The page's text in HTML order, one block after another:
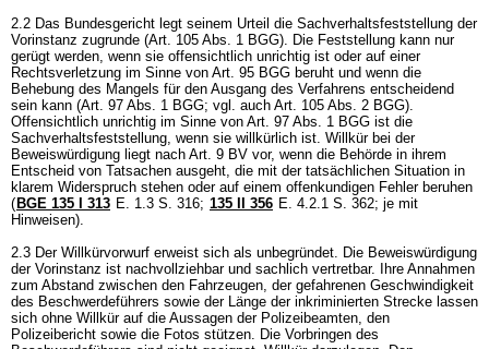
2.2 Das Bundesgericht legt seinem Urteil die Sachverhaltsfeststellung der
Vorinstanz zugrunde (Art. 105 Abs. 1 BGG). Die Feststellung kann nur
gerügt werden, wenn sie offensichtlich unrichtig ist oder auf einer
Rechtsverletzung im Sinne von Art. 95 BGG beruht und wenn die
Behebung des Mangels für den Ausgang des Verfahrens entscheidend
sein kann (Art. 97 Abs. 1 BGG; vgl. auch Art. 105 Abs. 2 BGG).
Offensichtlich unrichtig im Sinne von Art. 97 Abs. 1 BGG ist die
Sachverhaltsfeststellung, wenn sie willkürlich ist. Willkür bei der
Beweiswürdigung liegt nach Art. 9 BV vor, wenn die Behörde in ihrem
Entscheid von Tatsachen ausgeht, die mit der tatsächlichen Situation in
klarem Widerspruch stehen oder auf einem offenkundigen Fehler beruhen
( BGE 135 I 313 E. 1.3 S. 316; 135 II 356 E. 4.2.1 S. 362; je mit
Hinweisen).
2.3 Der Willkürvorwurf erweist sich als unbegründet. Die Beweiswürdigung
der Vorinstanz ist nachvollziehbar und sachlich vertretbar. Ihre Annahmen
zum Abstand zwischen den Fahrzeugen, der gefahrenen Geschwindigkeit
des Beschwerdeführers sowie der Länge der inkriminierten Strecke lassen
sich ohne Willkür auf die Aussagen der Polizeibeamten, den
Polizeibericht sowie die Fotos stützen. Die Vorbringen des